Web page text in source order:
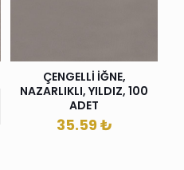
ÇENGELLİ İĞNE,
NAZARLIKLI, YILDIZ, 100
ADET
35.59 ₺